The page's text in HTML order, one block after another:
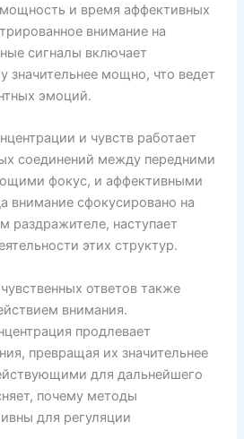
и время аффективных
внимание на
сигналы включает
значительнее мощно, что ведет
эмоций.
и чувств работает
соединений между передними
фокус, и аффективными
внимание сфокусировано на
раздражителе, наступает
этих структур.
ответов также
внимания.
продлевает
превращая их значительнее
для дальнейшего
почему методы
для регуляции